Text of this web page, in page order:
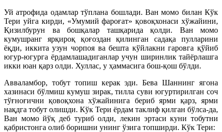
Уй атрофида одамлар тўплана бошлади. Ван момо билан Кўк
Тери уйга кирди, «Умумий фароғат» қовоқхонаси хўжайини,
Қизилбурун ва бошқалар ташқарида қолди. Ван момо
кумушранг ярқироқ қоғоздан қилинган садақа пулларини
ёқди, иккита узун чорпоя ва бешта кўйлакни гаровга қўйиб
югур-югурга ёрдамлашадиганлар учун ширинлик тайёрлашга
икки юан қарз олди. Хуллас, у ҳаммасига бош-қош бўлди.
Авваламбор, тобут топиш керак эди. Бева Шаннинг ягона
хазинаси бўлмиш кумуш зирак, тилла суви югуртирилган соч
тўғноғични қовоқхона хўжайинига бериб ярми қарз, ярми
нақдга тобут олишди. Кўк Тери ёрдам таклиф қилган бўлса-да,
Ван момо йўқ деб туриб олди, лекин эртаси куни тобутни
қабристонга олиб боришни унинг ўзига топширди. Кўк Тери: